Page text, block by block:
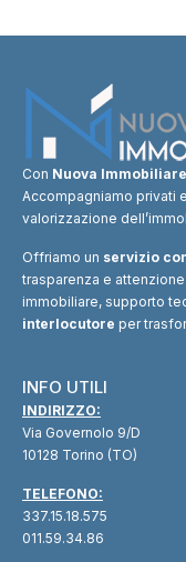
Con Nuova Immobiliare
Accompagniamo privati
valorizzazione
Offriamo un servizio
trasparenza e
immobiliare, supporto
interlocutore per
INFO UTILI
INDIRIZZO:
Via Governolo 9/D
10128 Torino (TO)
TELEFONO:
337.15.18.575
011.59.34.86